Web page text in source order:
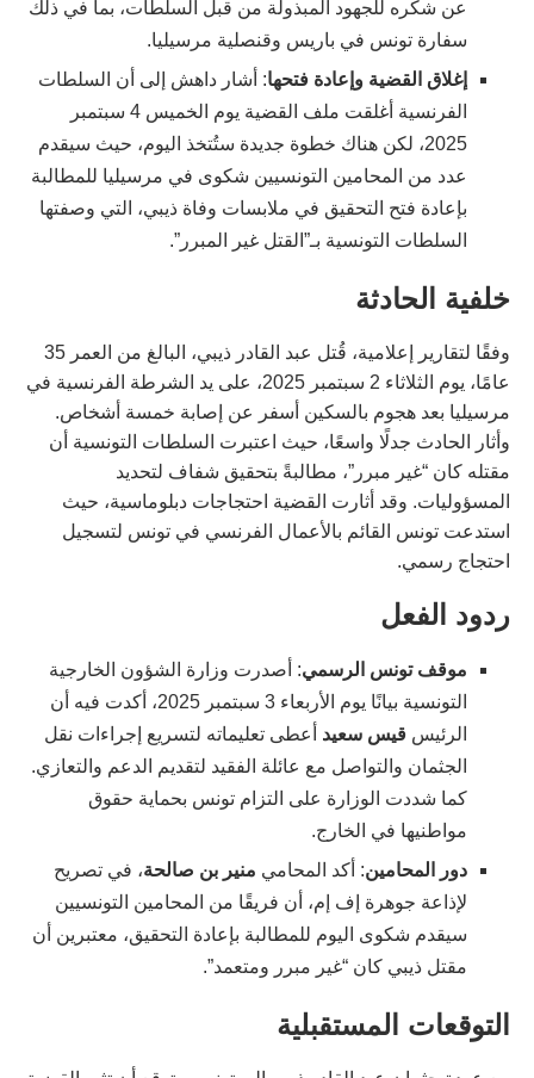
عن شكره للجهود المبذولة من قبل السلطات، بما في ذلك
سفارة تونس في باريس وقنصلية مرسيليا.
إغلاق القضية وإعادة فتحها: أشار داهش إلى أن السلطات
الفرنسية أغلقت ملف القضية يوم الخميس 4 سبتمبر
2025، لكن هناك خطوة جديدة ستُتخذ اليوم، حيث سيقدم
عدد من المحامين التونسيين شكوى في مرسيليا للمطالبة
بإعادة فتح التحقيق في ملابسات وفاة ذيبي، التي وصفتها
السلطات التونسية بـ”القتل غير المبرر”.
خلفية الحادثة
وفقًا لتقارير إعلامية، قُتل عبد القادر ذيبي، البالغ من العمر 35
عامًا، يوم الثلاثاء 2 سبتمبر 2025، على يد الشرطة الفرنسية في
مرسيليا بعد هجوم بالسكين أسفر عن إصابة خمسة أشخاص.
وأثار الحادث جدلًا واسعًا، حيث اعتبرت السلطات التونسية أن
مقتله كان “غير مبرر”، مطالبةً بتحقيق شفاف لتحديد
المسؤوليات. وقد أثارت القضية احتجاجات دبلوماسية، حيث
استدعت تونس القائم بالأعمال الفرنسي في تونس لتسجيل
احتجاج رسمي.
ردود الفعل
موقف تونس الرسمي: أصدرت وزارة الشؤون الخارجية
التونسية بيانًا يوم الأربعاء 3 سبتمبر 2025، أكدت فيه أن
الرئيس قيس سعيد أعطى تعليماته لتسريع إجراءات نقل
الجثمان والتواصل مع عائلة الفقيد لتقديم الدعم والتعازي.
كما شددت الوزارة على التزام تونس بحماية حقوق
مواطنيها في الخارج.
دور المحامين: أكد المحامي منير بن صالحة، في تصريح
لإذاعة جوهرة إف إم، أن فريقًا من المحامين التونسيين
سيقدم شكوى اليوم للمطالبة بإعادة التحقيق، معتبرين أن
مقتل ذيبي كان “غير مبرر ومتعمد”.
التوقعات المستقبلية